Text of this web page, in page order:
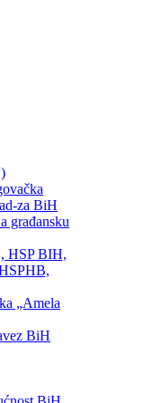
za BiH
građansku
HSP BIH,
„Amela
BiH